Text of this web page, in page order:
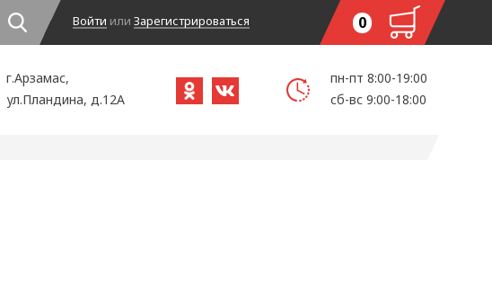
Войти или Зарегистрироваться 0
г.Арзамас,
ул.Пландина, д.12А
пн-пт 8:00-19:00
сб-вс 9:00-18:00